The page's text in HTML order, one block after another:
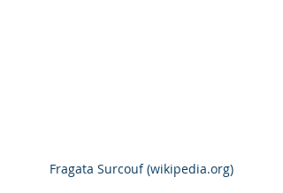
Fragata Surcouf (wikipedia.org)